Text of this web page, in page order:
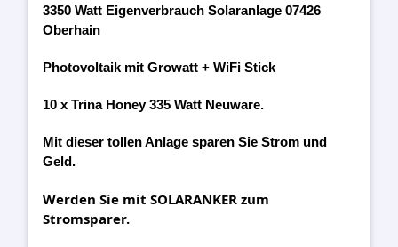
3350 Watt Eigenverbrauch Solaranlage 07426
Oberhain
Photovoltaik mit Growatt + WiFi Stick
10 x Trina Honey 335 Watt Neuware.
Mit dieser tollen Anlage sparen Sie Strom und
Geld.
Werden Sie mit SOLARANKER zum
Stromsparer.